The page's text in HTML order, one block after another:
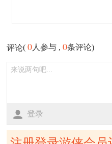
评论( 0人参与 , 0条评论)
登录